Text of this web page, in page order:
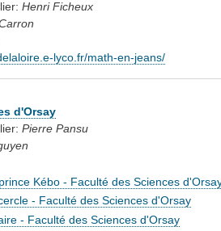
Henri Ficheux
lyco.fr/math-en-jeans/
d'Orsay
Pierre Pansu
Kébo - Faculté des Sciences
- Faculté des Sciences d'Orsay
- Faculté des Sciences d'Orsay